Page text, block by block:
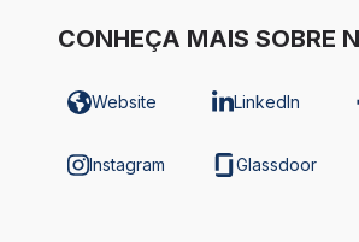
CONHEÇA MAIS SOBRE
Website LinkedIn
Instagram Glassdoor